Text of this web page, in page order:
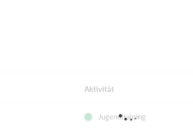
Aktivität
Jugendtraining